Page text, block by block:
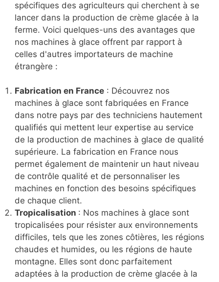
spécifiques des agriculteurs qui cherchent à se
lancer dans la production de crème glacée à la
ferme. Voici quelques-uns des avantages que
nos machines à glace offrent par rapport à
celles d'autres importateurs de machine
étrangère :
Fabrication en France : Découvrez nos
machines à glace sont fabriquées en France
dans notre pays par des techniciens hautement
qualifiés qui mettent leur expertise au service
de la production de machines à glace de qualité
supérieure. La fabrication en France nous
permet également de maintenir un haut niveau
de contrôle qualité et de personnaliser les
machines en fonction des besoins spécifiques
de chaque client.
Tropicalisation : Nos machines à glace sont
tropicalisées pour résister aux environnements
difficiles, tels que les zones côtières, les régions
chaudes et humides, ou les régions de haute
montagne. Elles sont donc parfaitement
adaptées à la production de crème glacée à la